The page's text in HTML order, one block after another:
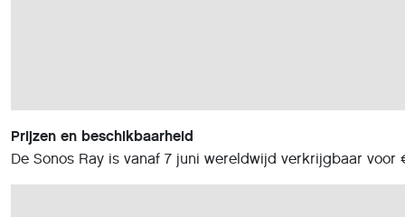
Prijzen en beschikbaarheid
De Sonos Ray is vanaf 7 juni wereldwijd verkrijgbaar